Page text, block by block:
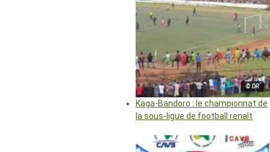
© DR
Kaga-Bandoro : le championnat de
la sous-ligue de football renaît